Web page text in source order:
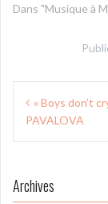
Dans "Musique à
Navigation
de « Boys don’t
PAVALOVA
Archives